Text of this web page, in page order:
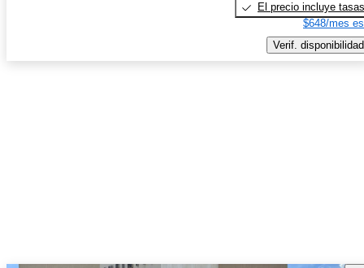
El precio incluye tasas
$648/mes
Verif. disponibilidad